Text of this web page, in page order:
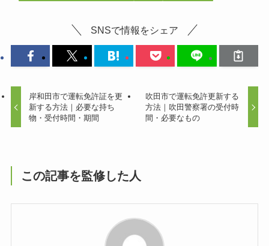
SNSで情報をシェア
岸和田市で運転免許証を更
新する方法｜必要な持ち
物・受付時間・期間
吹田市で運転免許更新する
方法｜吹田警察署の受付時
間・必要なもの
この記事を監修した人